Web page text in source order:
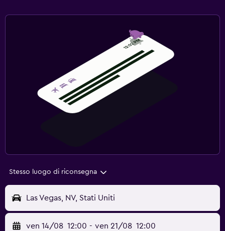
Stesso luogo di riconsegna
Las Vegas, NV, Stati Uniti
ven 14/08 12:00 - ven 21/08 12:00